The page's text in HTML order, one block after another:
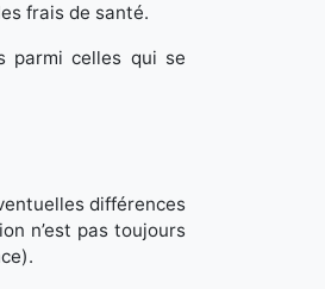
frais de santé.
parmi celles qui se
différences
n’est pas toujours